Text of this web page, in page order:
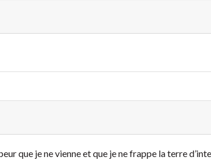
que je ne vienne et que je ne frappe la terre